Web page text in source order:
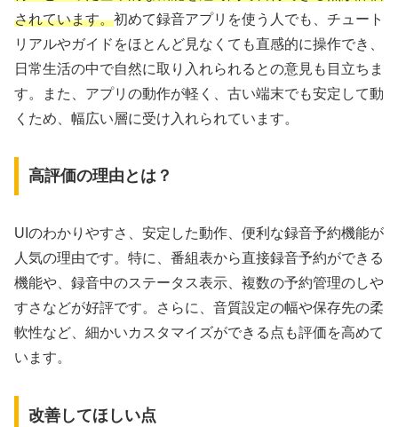
されています。初めて録音アプリを使う人でも、チュート
リアルやガイドをほとんど見なくても直感的に操作でき、
日常生活の中で自然に取り入れられるとの意見も目立ちま
す。また、アプリの動作が軽く、古い端末でも安定して動
くため、幅広い層に受け入れられています。
高評価の理由とは？
UIのわかりやすさ、安定した動作、便利な録音予約機能が
人気の理由です。特に、番組表から直接録音予約ができる
機能や、録音中のステータス表示、複数の予約管理のしや
すさなどが好評です。さらに、音質設定の幅や保存先の柔
軟性など、細かいカスタマイズができる点も評価を高めて
います。
改善してほしい点